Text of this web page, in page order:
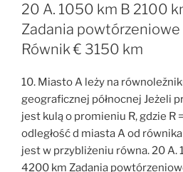
20 A. 1050 km B 2100
Zadania powtórzeniowe
Równik € 3150 km
10. Miasto A leży na
geograficznej północnej Jeżeli
jest kulą o promieniu R, gdzie R
odległość d miasta A od
jest w przybliżeniu równa. 20 A.
4200 km Zadania